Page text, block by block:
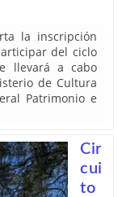
la inscripción
del ciclo
llevará a cabo
de Cultura
Patrimonio e
Cir
cui
to